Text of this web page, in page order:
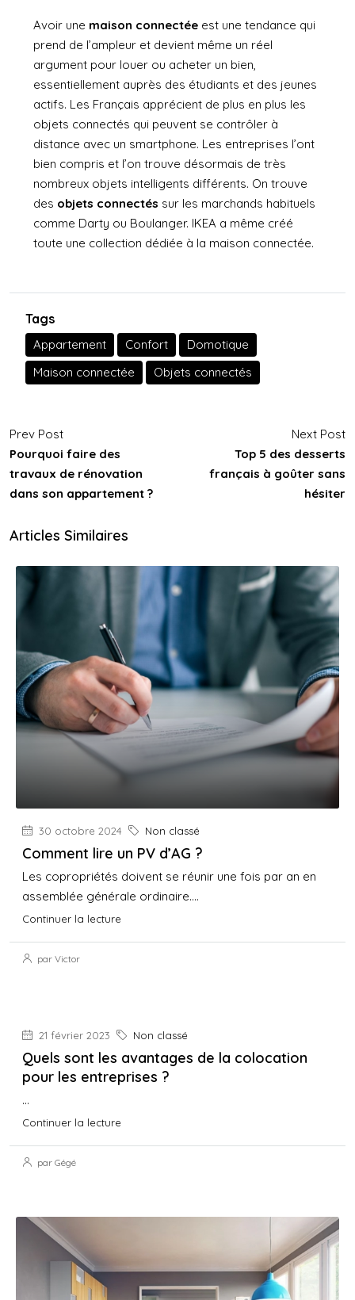
Avoir une maison connectée est une tendance qui
prend de l’ampleur et devient même un réel
argument pour louer ou acheter un bien,
essentiellement auprès des étudiants et des jeunes
actifs. Les Français apprécient de plus en plus les
objets connectés qui peuvent se contrôler à
distance avec un smartphone. Les entreprises l’ont
bien compris et l’on trouve désormais de très
nombreux objets intelligents différents. On trouve
des objets connectés sur les marchands habituels
comme Darty ou Boulanger. IKEA a même créé
toute une collection dédiée à la maison connectée.
Tags
Appartement Confort
Domotique
Maison connectée
Objets connectés
Prev Post
Pourquoi faire des
travaux de rénovation
dans son appartement ?
Next Post
Top 5 des desserts
français à goûter sans
hésiter
Articles Similaires
30 octobre 2024 Non classé
Comment lire un PV d’AG ?
Les copropriétés doivent se réunir une fois par an en
assemblée générale ordinaire....
Continuer la lecture
par Victor
21 février 2023 Non classé
Quels sont les avantages de la colocation
pour les entreprises ?
...
Continuer la lecture
par Gégé